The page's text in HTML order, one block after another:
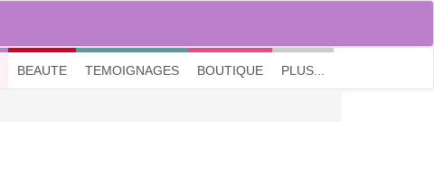
M'inscrire| Me connecter| ? Visite guidée
BEAUTE TEMOIGNAGES BOUTIQUE PLUS...